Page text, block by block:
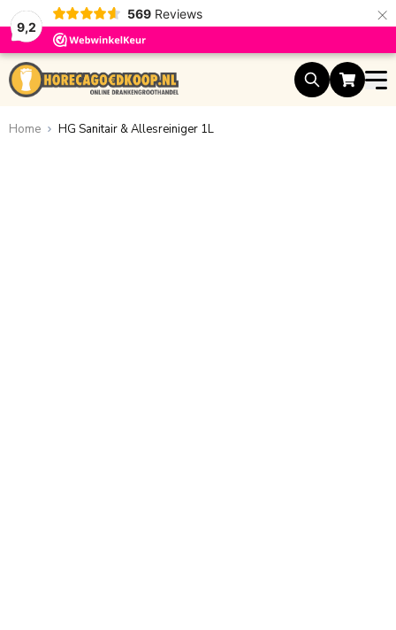
9,2
569 Reviews ×
Ga naar de inhoud
Home HG Sanitair & Allesreiniger 1L